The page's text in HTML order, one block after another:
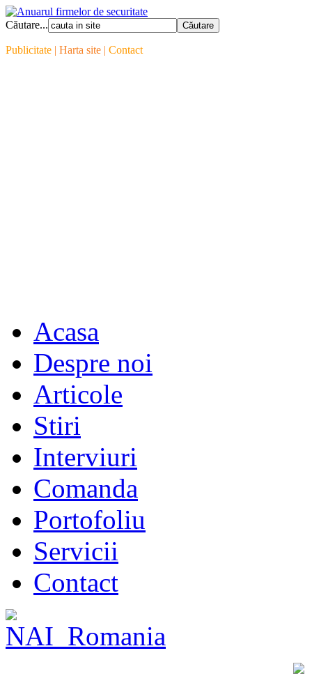
Căutare...
Publicitate | Harta site | Contact
Acasa
Despre noi
Articole
Stiri
Interviuri
Comanda
Portofoliu
Servicii
Contact